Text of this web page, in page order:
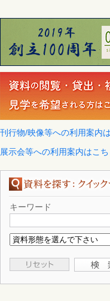
刊行物/映像等への利用案内
展示会等への利用案内はこち
キーワード